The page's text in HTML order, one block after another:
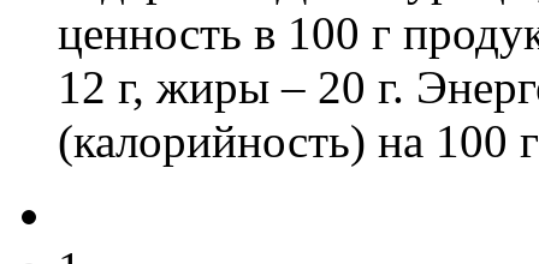
ценность в 100 г
12 г, жиры – 20 г.
(калорийность) на 100